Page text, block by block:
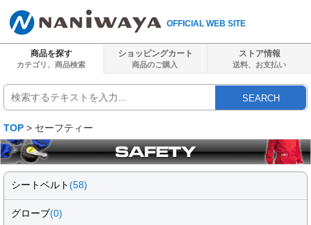
OFFICIAL WEB SITE
商品を探す
カテゴリ、商品検索
ショッピングカート
商品のご購入
ストア情報
送料、 お支払い
SEARCH
TOP > セーフティー
シートベルト(58)
グローブ(0)